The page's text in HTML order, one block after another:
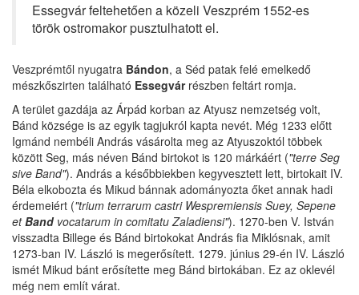
Essegvár feltehetően a közeli Veszprém 1552-es
török ostromakor pusztulhatott el.
Veszprémtől nyugatra Bándon, a Séd patak felé emelkedő
mészkőszirten található Essegvárrészben feltárt romja.
A terület gazdája az Árpád korban az Atyusz nemzetség volt,
Bánd községe is az egyik tagjukról kapta nevét. Még 1233 előtt
Igmánd nembéli András vásárolta meg az Atyuszoktól többek
között Seg, más néven Bánd birtokot is 120 márkáért ("terre Seg
sive Band"). András a későbbiekben kegyvesztett lett, birtokait IV.
Béla elkobozta és Mikud bánnak adományozta őket annak hadi
érdemeiért ("trium terrarum castri Wespremiensis Suey, Sepene
etBandvocatarum in comitatu Zaladiensi"). 1270-ben V. István
visszadta Billege és Bánd birtokokat András fia Miklósnak, amit
1273-ban IV. László is megerősített. 1279. június 29-én IV. László
ismét Mikud bánt erősítette meg Bánd birtokában. Ez az oklevél
még nem említ várat.